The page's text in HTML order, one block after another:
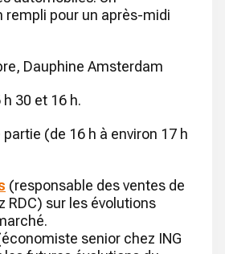
rempli pour un après-midi
Dauphine Amsterdam
30 et 16 h.
(de 16 h à environ 17 h
(responsable des ventes de
RDC) sur les évolutions
senior chez ING